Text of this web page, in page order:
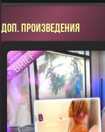
ДОП. ПРОИЗВЕДЕНИЯ